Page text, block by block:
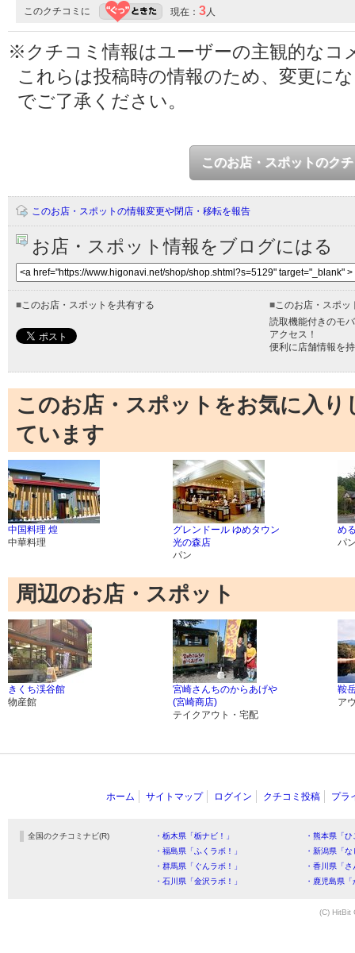
このクチコミに 現在： 3人
※クチコミ情報はユーザーの主観的なコ
これらは投稿時の情報のため、変更に
でご了承ください。
このお店・スポットのク
このお店・スポットの情報変更や閉店・移転を報告
お店・スポット情報をブログにはる
■このお店・スポットを共有する ■このお店・スポッ
読取機能付きのモ
アクセス！
便利に店舗情報を
このお店・スポットをお気に入
ています
中国料理 煌
中華料理
グレンドール ゆめタウン
光の森店
パン
め
パ
周辺のお店・スポット
きくち渓谷館
物産館
宮崎さんちのからあげや
(宮崎商店)
テイクアウト・宅配
鞍
ア
ホーム サイトマップ ログイン クチコミ投稿 プラ
全国のクチコミナビ(R) ・栃木県「栃ナビ！」
・熊本県「
・福島県「ふくラボ！」
・新潟県「
・群馬県「ぐんラボ！」
・香川県「
・石川県「金沢ラボ！」
・鹿児島県
(C) HitBit